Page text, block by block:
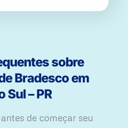
sobre
Bradesco em
Sul – PR
de começar seu